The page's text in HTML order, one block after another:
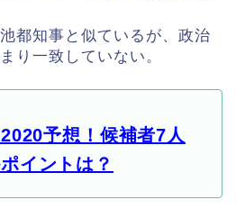
都知事と似ているが、政治
り一致していない。
予想！候補者7人
イントは？